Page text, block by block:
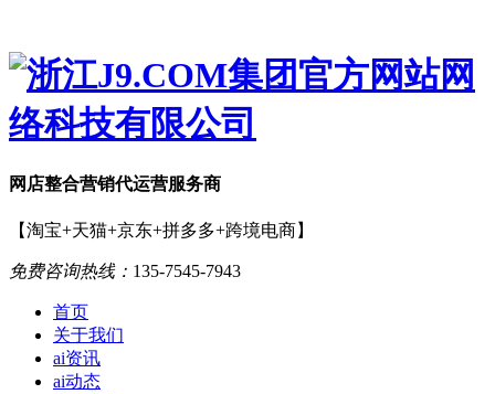
网店整合营销代运营服务商
【淘宝+天猫+京东+拼多多+跨境电商】
免费咨询热线： 135-7545-7943
首页
关于我们
ai资讯
ai动态